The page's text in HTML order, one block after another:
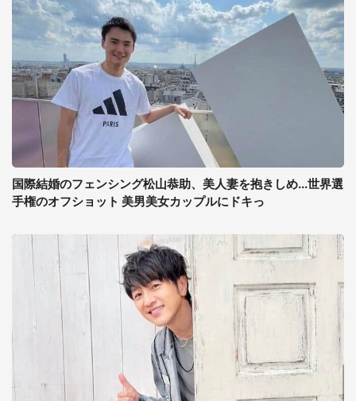
国際結婚のフェンシング松山恭助、美人妻を抱きしめ...世界選
手権のオフショット 美男美女カップルにドキっ